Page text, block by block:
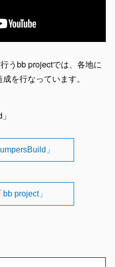
うbb projectでは、各地に
を行なっています。
」
project」